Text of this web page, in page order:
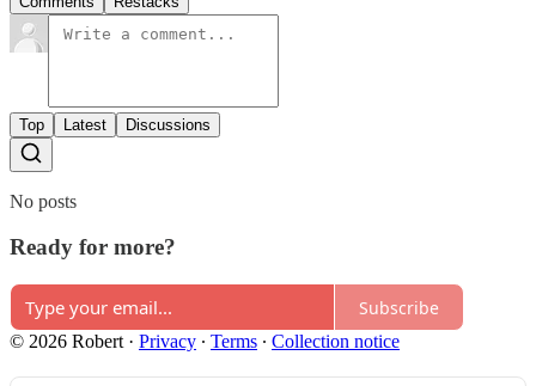
Top Latest Discussions
No posts
Ready for more?
Subscribe
© 2026 Robert · Privacy ∙ Terms ∙ Collection notice